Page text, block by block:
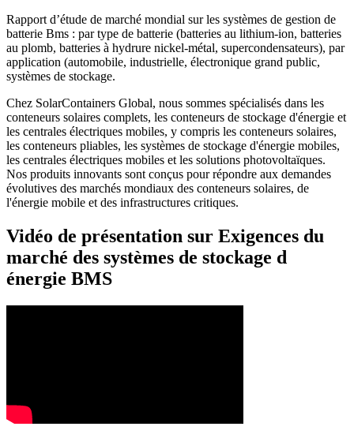
Rapport d’étude de marché mondial sur les systèmes de gestion de
batterie Bms : par type de batterie (batteries au lithium-ion, batteries
au plomb, batteries à hydrure nickel-métal, supercondensateurs), par
application (automobile, industrielle, électronique grand public,
systèmes de stockage.
Chez SolarContainers Global, nous sommes spécialisés dans les
conteneurs solaires complets, les conteneurs de stockage d'énergie et
les centrales électriques mobiles, y compris les conteneurs solaires,
les conteneurs pliables, les systèmes de stockage d'énergie mobiles,
les centrales électriques mobiles et les solutions photovoltaïques.
Nos produits innovants sont conçus pour répondre aux demandes
évolutives des marchés mondiaux des conteneurs solaires, de
l'énergie mobile et des infrastructures critiques.
Vidéo de présentation sur Exigences du
marché des systèmes de stockage d
énergie BMS